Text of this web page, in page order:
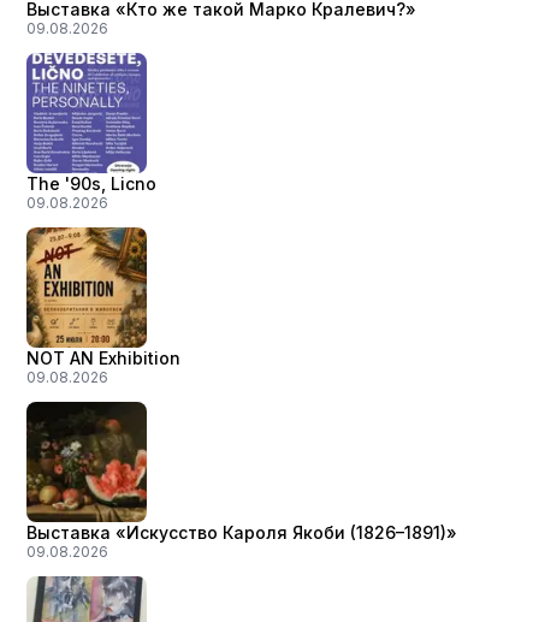
Выставка «Кто же такой Марко Кралевич?»
09.08.2026
The '90s, Licno
09.08.2026
NOT AN Exhibition
09.08.2026
Выставка «Искусство Кароля Якоби (1826–1891)»
09.08.2026